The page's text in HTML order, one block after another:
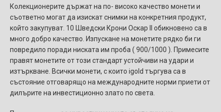
Колекционерите държат на по- високо качество монети и
съответно могат да изискат снимки на конкретния продукт,
който закупуват. 10 Шведски Крони Оскар II обикновено са в
много добро качество. Изпускане на монетите рядко би ги
повредило поради ниската им проба ( 900/1000 ). Примесите
правят монетите от този стандарт устойчиви на удари и
изтъркване. Всички монети, с които igold търгува са в
състояние отговарящо на международните норми приети от
дилърите на инвестиционно злато по света.